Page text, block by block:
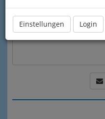
Einstellungen Login